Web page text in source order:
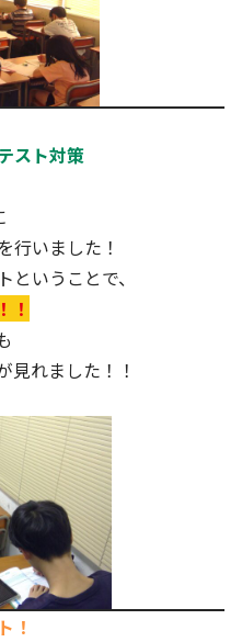
スト対策
行いました！
いうことで、
！
見れました！！
！